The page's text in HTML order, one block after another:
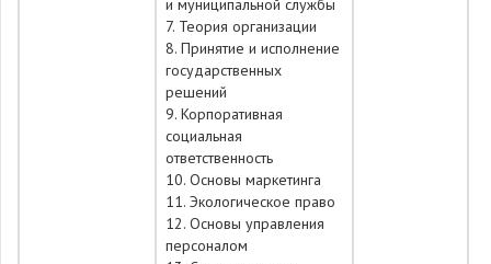
и муниципальной службы
7. Теория организации
8. Принятие и исполнение
государственных
решений
9. Корпоративная
социальная
ответственность
10. Основы маркетинга
11. Экологическое право
12. Основы управления
персоналом